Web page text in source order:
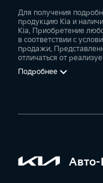
Для получения
продукцию Kia и
Kia. Приобретение
в соответствии с
продажи.
отличаться от
Подробнее
Авто-